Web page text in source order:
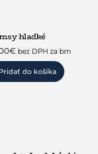
hladké
€ bez DPH za bm
do košíka